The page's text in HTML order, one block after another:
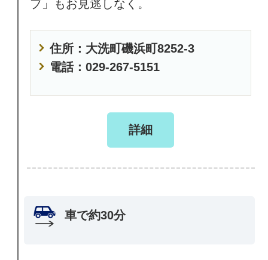
ブ」もお見逃しなく。
住所：大洗町磯浜町8252-3
電話：029-267-5151
詳細
車で約30分